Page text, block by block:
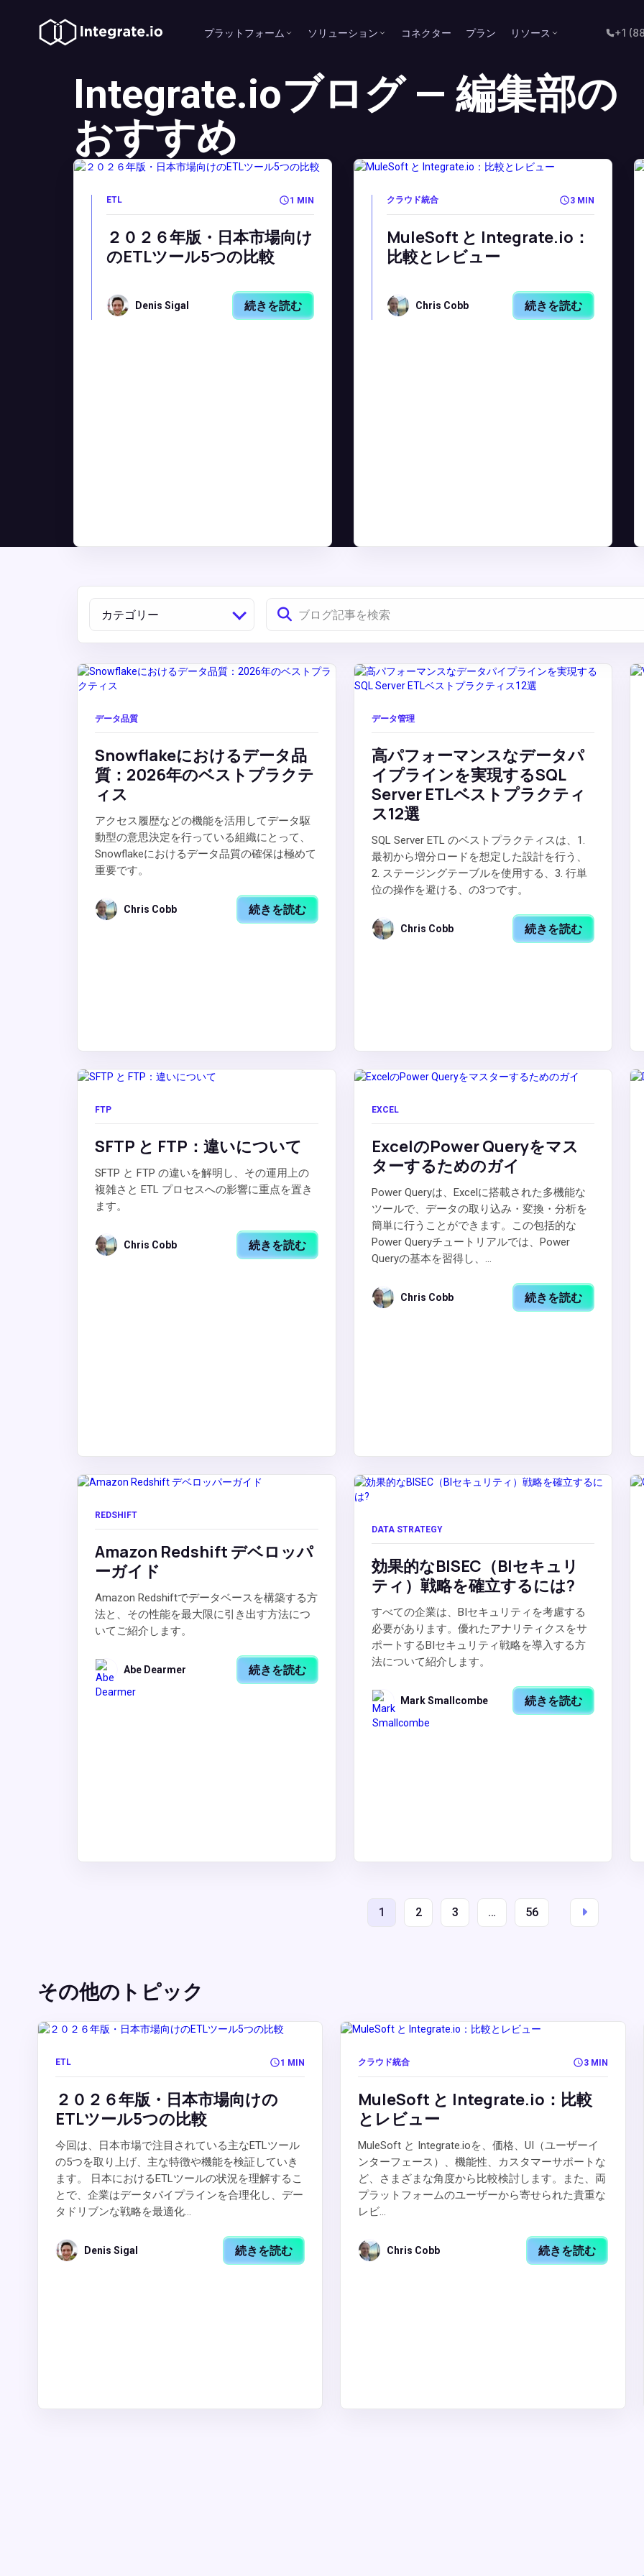
プラットフォーム ソリューション コネクター プラン リソース +1
Integrate.ioブログ — 編集部の
おすすめ
ETL 1 MIN
２０２６年版・日本市場向け
のETLツール5つの比較
Denis Sigal 続きを読む
クラウド統合 3 MIN
MuleSoft と Integrate.io：
比較とレビュー
Chris Cobb 続きを読む
カテゴリー
データ品質
Snowflakeにおけるデータ品
質：2026年のベストプラクテ
ィス
アクセス履歴などの機能を活用してデータ駆
動型の意思決定を行っている組織にとって、
Snowflakeにおけるデータ品質の確保は極めて
重要です。
Chris Cobb 続きを読む
データ管理
高パフォーマンスなデータパ
イプラインを実現するSQL
Server ETLベストプラクティ
ス12選
SQL Server ETL のベストプラクティスは、1.
最初から増分ロードを想定した設計を行う、
2. ステージングテーブルを使用する、3. 行単
位の操作を避ける、の3つです。
Chris Cobb 続きを読む
FTP
SFTP と FTP：違いについて
SFTP と FTP の違いを解明し、その運用上の
複雑さと ETL プロセスへの影響に重点を置き
ます。
Chris Cobb 続きを読む
EXCEL
ExcelのPower Queryをマス
ターするためのガイ
Power Queryは、Excelに搭載された多機能な
ツールで、データの取り込み・変換・分析を
簡単に行うことができます。この包括的な
Power Queryチュートリアルでは、Power
Queryの基本を習得し、...
Chris Cobb 続きを読む
REDSHIFT
Amazon Redshift デベロッパ
ーガイド
Amazon Redshiftでデータベースを構築する方
法と、その性能を最大限に引き出す方法につ
いてご紹介します。
Abe Dearmer 続きを読む
DATA STRATEGY
効果的なBISEC（BIセキュリ
ティ）戦略を確立するには?
すべての企業は、BIセキュリティを考慮する
必要があります。優れたアナリティクスをサ
ポートするBIセキュリティ戦略を導入する方
法について紹介します。
Mark Smallcombe 続きを読む
1 2 3 … 56
その他のトピック
ETL 1 MIN
２０２６年版・日本市場向けの
ETLツール5つの比較
今回は、日本市場で注目されている主なETLツール
の5つを取り上げ、主な特徴や機能を検証していき
ます。 日本におけるETLツールの状況を理解するこ
とで、企業はデータパイプラインを合理化し、デー
タドリブンな戦略を最適化...
Denis Sigal 続きを読む
クラウド統合 3 MIN
MuleSoft と Integrate.io：比較
とレビュー
MuleSoft と Integrate.ioを、価格、UI（ユーザーイ
ンターフェース）、機能性、カスタマーサポートな
ど、さまざまな角度から比較検討します。また、両
プラットフォームのユーザーから寄せられた貴重な
レビ...
Chris Cobb 続きを読む